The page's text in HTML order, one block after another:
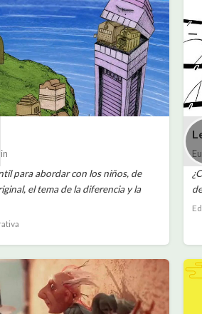
para abordar con los niños, de
el tema de la diferencia y la